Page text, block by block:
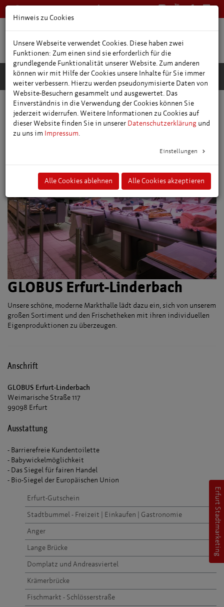
0361 66400
Einkaufen und Leben Stadtgebiet GLOBUS Erfurt-Linderbach
GLOBUS Erfurt-Linderbach
Unsere schöne, moderne Markthalle lädt dazu ein, sich von unserem
großen Sortiment und den Frischetheken mit ihren individuellen
Eigenproduktionen zu überzeugen.
Anschrift
GLOBUS Erfurt-Linderbach
Weimarische Straße 117
99098 Erfurt
Ausstattung
- Barrierefreie Kundentoilette
- Babywickelmöglichkeit
- Das Siegel für fairen Handel
- Bio-Siegel der Europäischen Union
Erfurt-Gutschein
Stadtbummel - Freizeit | Einkaufen | Gastronomie
Anger
Lange Brücke
Domplatz und Andreasviertel
Krämerbrücke
Fischmarkt - Schlösserstraße
Erfurt Stadtmarketing
Hinweis zu Cookies
Unsere Webseite verwendet Cookies. Diese haben zwei
Funktionen: Zum einen sind sie erforderlich für die
grundlegende Funktionalität unserer Website. Zum anderen
können wir mit Hilfe der Cookies unsere Inhalte für Sie immer
weiter verbessern. Hierzu werden pseudonymisierte Daten von
Website-Besuchern gesammelt und ausgewertet. Das
Einverständnis in die Verwendung der Cookies können Sie
jederzeit widerrufen. Weitere Informationen zu Cookies auf
dieser Website finden Sie in unserer Datenschutzerklärung und
zu uns im Impressum.
Einstellungen
Alle Cookies ablehnen Alle Cookies akzeptieren